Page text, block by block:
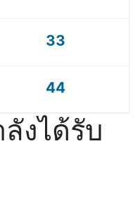
33
44
งได้รับ